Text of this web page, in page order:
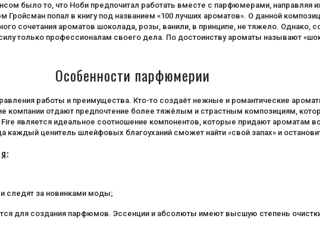
было то, что Ноби предпочитал работать вместе с парфюмерами, направляя
попал в книгу под названием «100 лучших ароматов». О данной
сочетания ароматов шоколада, розы, ванили, в принципе, не тяжело. Однако,
только профессионалам своего дела. По достоинству ароматы называют
Особенности парфюмерии
работы и преимущества. Кто-то создаёт нежные и романтические
компании отдают предпочтение более тяжёлым и страстным композициям,
является идеальное соотношение компонентов, которые придают ароматам
каждый ценитель шлейфовых благоуханий сможет найти «свой запах» и
следят за новинками моды;
для создания парфюмов. Эссенции и абсолюты имеют высшую степень